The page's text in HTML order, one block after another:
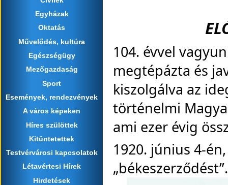
Egyházak
Oktatás
Művelődés, kultúra
Egészségügy
Mezőgazdaság
Sport
Események, rendezvények
A város képeken
Híres szülöttek
Kitüntetettek
Testvérvárosi kapcsolatok
Létavértesi Hírek
Hirdetések
104. évvel
megtépázta és
kiszolgálva az
történelmi
ami ezer évig
1920. június 4-
„békeszerződést”.